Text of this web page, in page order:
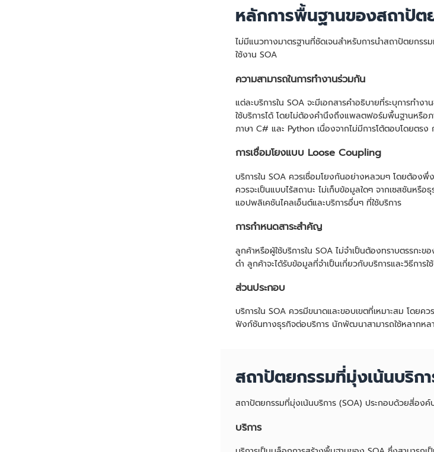
หลักการพื้นฐานของสถาปัต
ไม่มีแนวทางมาตรฐานที่ชัดเจนสำหรับการนำสถาปัตยกร
ใช้งาน SOA
ความสามารถในการทำงานร่วมกัน
แต่ละบริการใน SOA จะมีเอกสารคำอธิบายที่ระบุการทำง
ใช้บริการได้ โดยไม่ต้องคำนึงถึงแพลตฟอร์มพื้นฐานหรือภ
ภาษา C# และ Python เนื่องจากไม่มีการโต้ตอบโดยตร
การเชื่อมโยงแบบ Loose Coupling
บริการใน SOA ควรเชื่อมโยงกันอย่างหลวมๆ โดยต้อง
ควรจะเป็นแบบไร้สถานะ ไม่เก็บข้อมูลใดๆ จากเซสชันห
แอปพลิเคชันไคลเอ็นต์และบริการอื่นๆ ที่ใช้บริการ
การกำหนดสาระสำคัญ
ลูกค้าหรือผู้ใช้บริการใน SOA ไม่จำเป็นต้องทราบตรรกะข
ดำ ลูกค้าจะได้รับข้อมูลที่จำเป็นเกี่ยวกับบริการและวิธีกา
ส่วนประกอบ
บริการใน SOA ควรมีขนาดและขอบเขตที่เหมาะสม โดยคว
ฟังก์ชันทางธุรกิจต่อบริการ นักพัฒนาสามารถใช้หลากหล
สถาปัตยกรรมที่มุ่งเน้นบริก
สถาปัตยกรรมที่มุ่งเน้นบริการ (SOA) ประกอบด้วยสี่องค์
บริการ